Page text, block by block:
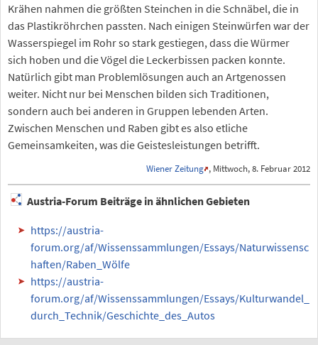
Krähen nahmen die größten Steinchen in die Schnäbel, die in
das Plastikröhrchen passten. Nach einigen Steinwürfen war der
Wasserspiegel im Rohr so stark gestiegen, dass die Würmer
sich hoben und die Vögel die Leckerbissen packen konnte.
Natürlich gibt man Problemlösungen auch an Artgenossen
weiter. Nicht nur bei Menschen bilden sich Traditionen,
sondern auch bei anderen in Gruppen lebenden Arten.
Zwischen Menschen und Raben gibt es also etliche
Gemeinsamkeiten, was die Geistesleistungen betrifft.
Wiener Zeitung , Mittwoch, 8. Februar 2012
Austria-Forum Beiträge in ähnlichen Gebieten
https://austria-
forum.org/af/Wissenssammlungen/Essays/Naturwissensc
haften/Raben_Wölfe
https://austria-
forum.org/af/Wissenssammlungen/Essays/Kulturwandel_
durch_Technik/Geschichte_des_Autos